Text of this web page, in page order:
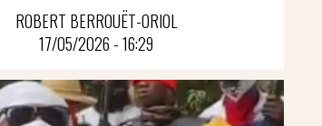
ROBERT BERROUËT-ORIOL
17/05/2026 - 16:29